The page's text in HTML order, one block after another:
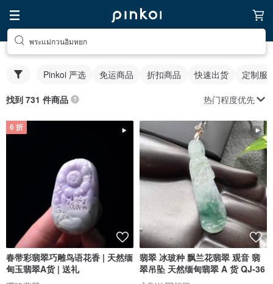
พระแม่กวนอิมหยก
Pinkoi 严选 免运商品 折扣商品 快速出货 定制服
找到 731 件商品 热门程度优先
6 折
春带彩翡翠巧雕鸟语花香 | 天然缅
甸玉翡翠A货 | 送礼
翡翠 冰玻种 飘兰花翡翠 观音 翡
翠吊坠 天然缅甸翡翠 A 货 QJ-36